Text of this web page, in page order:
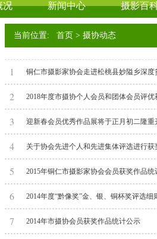
况 新闻中心 摄影百
当前位置: 首页 > 摄协动态
1 铜仁市摄影家协会走进松桃县妙隘乡深度
2 2018年度市摄协个人会员和团体会员评
3 迎新春会员优秀作品展将于正月初二隆重
4 关于协会先进个人和先进集体评选进行
5 2015年铜仁市摄影家协会会员获奖作品统
6 2014年度“黔像奖”金、银、铜杯奖评选细
7 2014年市摄协会员获奖作品统计公示